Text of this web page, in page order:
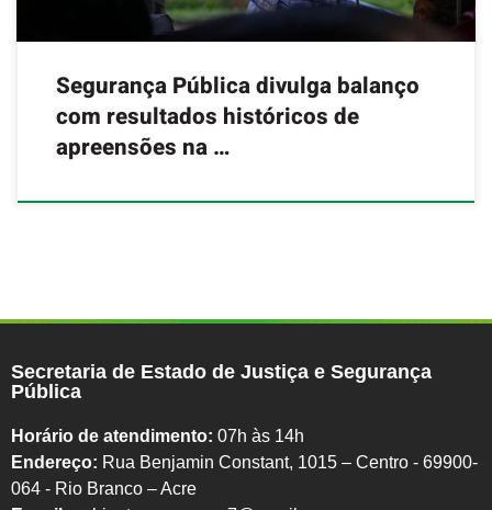
Segurança Pública divulga balanço
com resultados históricos de
apreensões na …
Secretaria de Estado de Justiça e Segurança
Pública
Horário de atendimento: 07h às 14h
Endereço: Rua Benjamin Constant, 1015 – Centro - 69900-
064 - Rio Branco – Acre